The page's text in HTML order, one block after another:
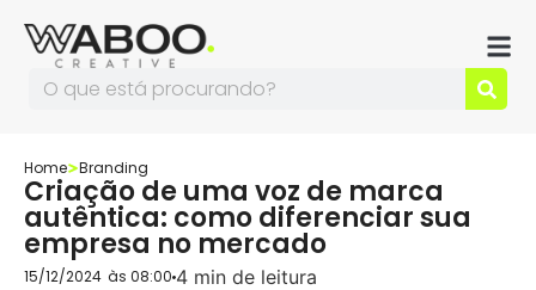
Home Branding
Criação de uma voz de marca
autêntica: como diferenciar sua
empresa no mercado
15/12/2024 às 08:00 4 min de leitura